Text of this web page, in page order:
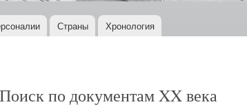
Страны Хронология
Поиск по документам XX века